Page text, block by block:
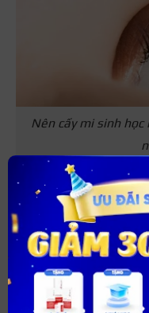
Nên cấy mi sinh
Xem thêm:Cách làm
khô đúng cách
Một số
Nội dung tiếp theo
câu hỏi thường gặp